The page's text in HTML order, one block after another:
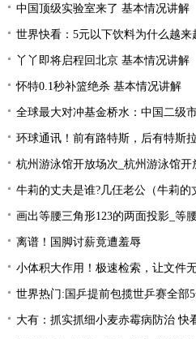
中国顶级实验室来了 基本情况讲解
世界快看：5元以下饮料为什么越
丫丫即将启程回北京 基本情况讲解
怀特0.1秒补篮绝杀 基本情况讲解
全球最大对冲基金桥水：中国二级市场股票很
环球通讯！前有路特斯，后有特斯
杭州游泳馆开放场次_杭州游泳馆开
牛莉的丈夫是谁?几仼老公（牛莉的
画出等腰三角形123的两面投影_等
离谱！国脚讨薪竟遭羞辱
小体积大作用！极速检索，让文件
世界热门:国乒提前包揽世乒赛全部
大有：抓实抓细小麦赤霉病防治 快